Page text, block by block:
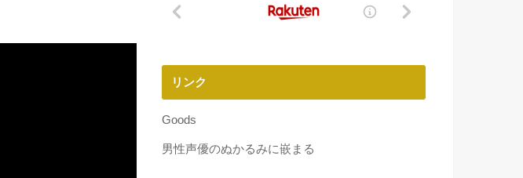
リンク
Goods
男性声優のぬかるみに嵌まる